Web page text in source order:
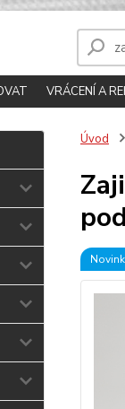
VRÁCENÍ A
Úvod